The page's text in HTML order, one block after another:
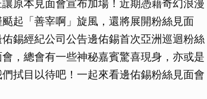
原本見面會宣布加場！近期憑藉奇幻浪漫
起「善宰啊」旋風，還將展開粉絲見面
錫經紀公司公告邊佑錫首次亞洲巡迴粉絲
，總會有一些神秘嘉賓驚喜現身，亦或是
拭目以待吧！一起來看邊佑錫粉絲見面會